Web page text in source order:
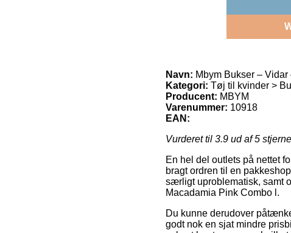
Navn: Mbym Bukser – Vidar
Kategori: Tøj til kvinder >
Producent: MBYM
Varenummer: 10918
EAN:
Vurderet til 3.9 ud af 5
En hel del outlets på nettet
bragt ordren til en
særligt uproblematisk, samt
Macadamia Pink Combo l.
Du kunne derudover
godt nok en sjat mindre